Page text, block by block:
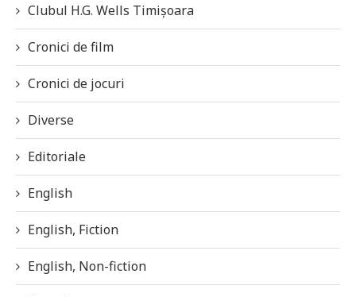
Clubul H.G. Wells Timișoara
Cronici de film
Cronici de jocuri
Diverse
Editoriale
English
English, Fiction
English, Non-fiction